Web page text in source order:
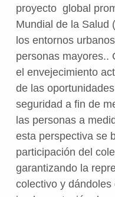
proyecto global
Mundial de la Salud
los entornos
personas mayores..
el envejecimiento
de las
seguridad a fin de
las personas a
esta perspectiva se
participación del
garantizando la
colectivo y